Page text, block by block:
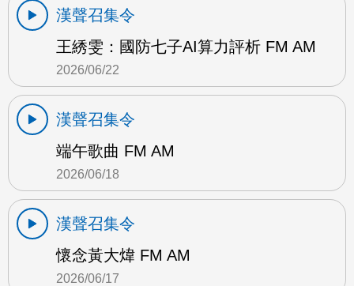
漢聲召集令
王綉雯：國防七子AI算力評析 FM AM
2026/06/22
漢聲召集令
端午歌曲 FM AM
2026/06/18
漢聲召集令
懷念黃大煒 FM AM
2026/06/17